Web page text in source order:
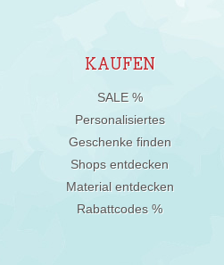
KAUFEN
SALE %
Personalisiertes
Geschenke finden
Shops entdecken
Material entdecken
Rabattcodes %